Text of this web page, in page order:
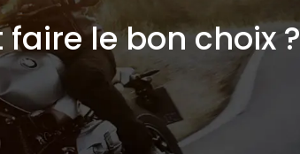
le bon choix ?